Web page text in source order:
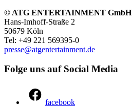
© ATG ENTERTAINMENT GmbH
Hans‑Imhoff‑Straße 2
50679 Köln
Tel: +49 221 569395-0
presse@​atgentertainment.de
Folge uns auf Social Media
facebook